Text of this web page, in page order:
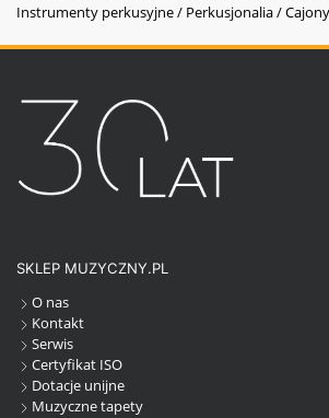
Instrumenty perkusyjne / Perkusjonalia / Cajony
SKLEP MUZYCZNY.PL
O nas
Kontakt
Serwis
Certyfikat ISO
Dotacje unijne
Muzyczne tapety